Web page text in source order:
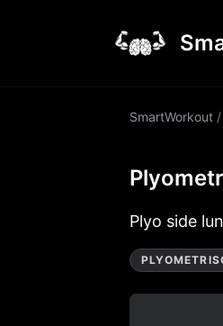
SmartWorkout /
Plyo side